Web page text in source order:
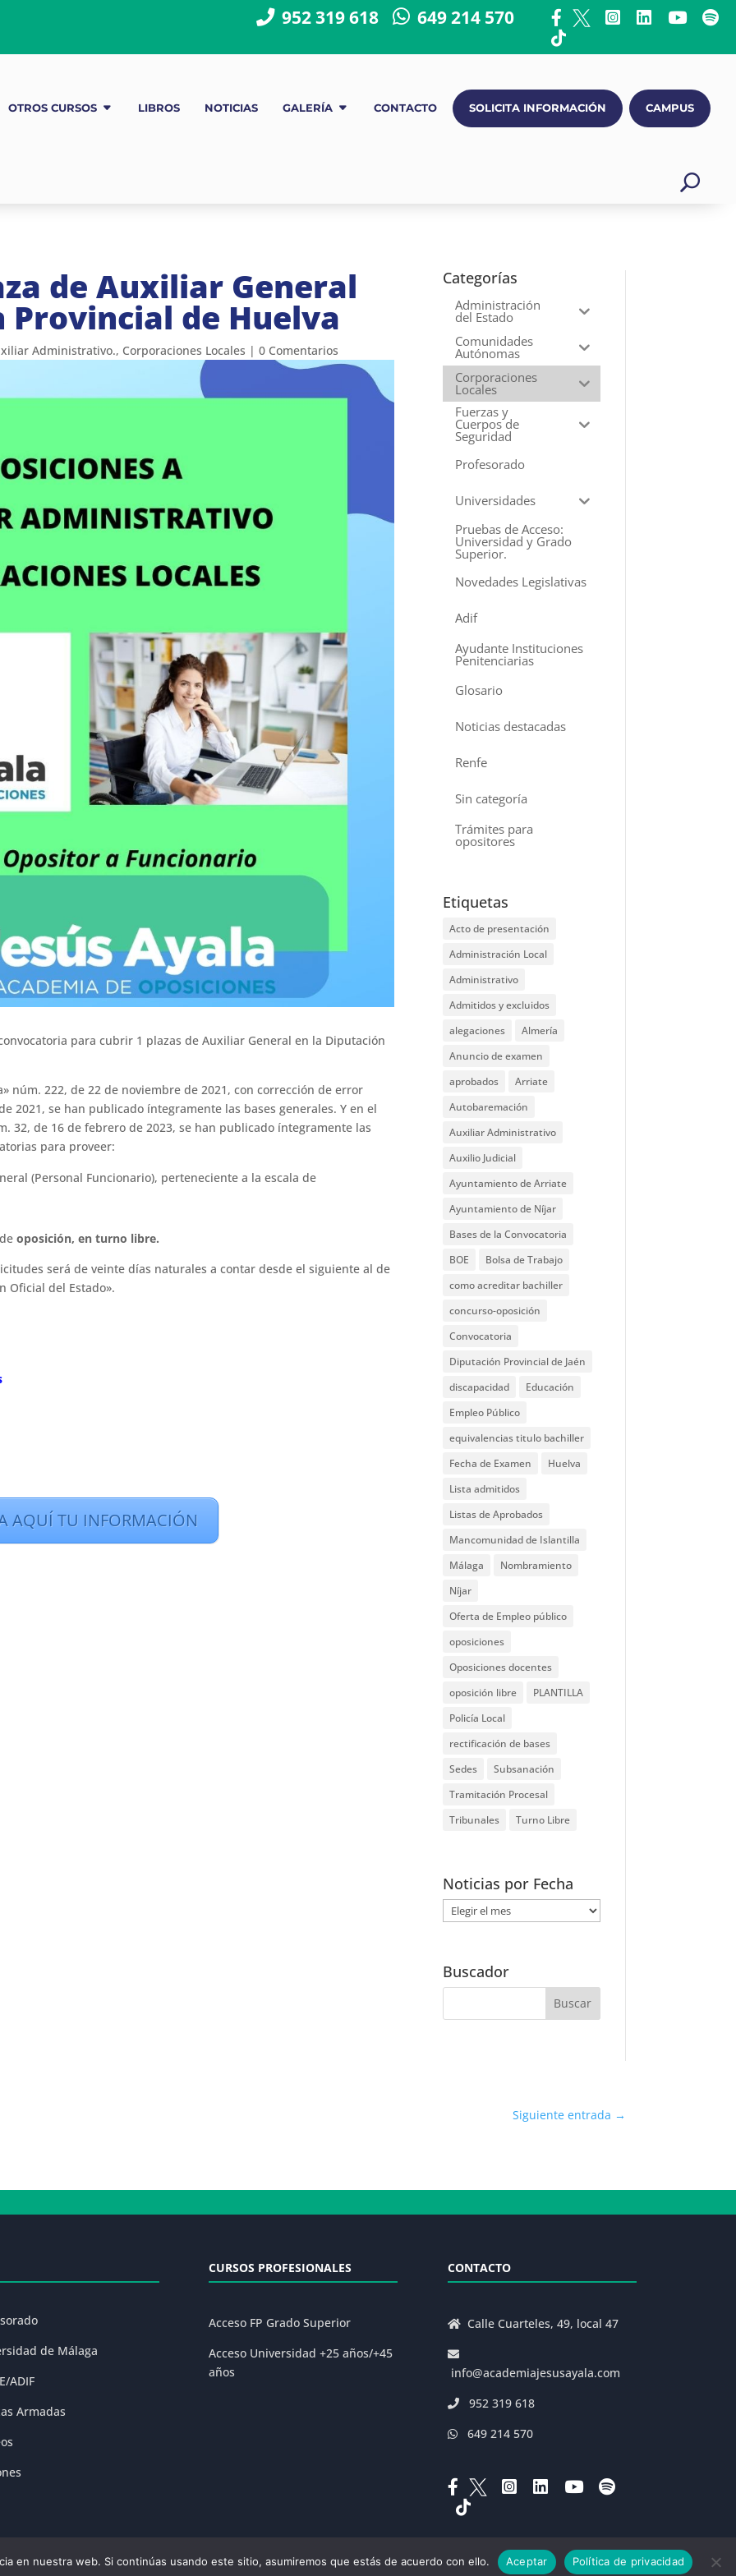
952 319 618 649 214 570
OTROS CURSOS LIBROS NOTICIAS GALERÍA CONTACTO SOLICITA INFORMACIÓN CAMPUS
de Auxiliar General
de Huelva
Administrativo., Corporaciones Locales | 0 Comentarios
para cubrir 1 plazas de Auxiliar General en la Diputación
núm. 222, de 22 de noviembre de 2021, con corrección de error
2021, se han publicado íntegramente las bases generales. Y en el
32, de 16 de febrero de 2023, se han publicado íntegramente las
para proveer:
(Personal Funcionario), perteneciente a la escala de
oposición, en turno libre.
será de veinte días naturales a contar desde el siguiente al de
Oficial del Estado».
AQUÍ TU INFORMACIÓN
Categorías
Administración
del Estado
Comunidades
Autónomas
Corporaciones
Locales
Fuerzas y
Cuerpos de
Seguridad
Profesorado
Universidades
Pruebas de Acceso:
Universidad y Grado
Superior.
Novedades Legislativas
Adif
Ayudante Instituciones
Penitenciarias
Glosario
Noticias destacadas
Renfe
Sin categoría
Trámites para
opositores
Etiquetas
Acto de presentación
Administración Local
Administrativo
Admitidos y excluidos
alegaciones
Almería
Anuncio de examen
aprobados
Arriate
Autobaremación
Auxiliar Administrativo
Auxilio Judicial
Ayuntamiento de Arriate
Ayuntamiento de Níjar
Bases de la Convocatoria
BOE
Bolsa de Trabajo
como acreditar bachiller
concurso-oposición
Convocatoria
Diputación Provincial de Jaén
discapacidad
Educación
Empleo Público
equivalencias titulo bachiller
Fecha de Examen
Huelva
Lista admitidos
Listas de Aprobados
Mancomunidad de Islantilla
Málaga
Nombramiento
Níjar
Oferta de Empleo público
oposiciones
Oposiciones docentes
oposición libre
PLANTILLA
Policía Local
rectificación de bases
Sedes
Subsanación
Tramitación Procesal
Tribunales
Turno Libre
Noticias por Fecha
Noticias
por
Buscador
Siguiente entrada →
de Málaga
ADIF
Armadas
CURSOS PROFESIONALES
Acceso FP Grado Superior
Acceso Universidad +25 años/+45
años
CONTACTO
Calle Cuarteles, 49, local 47
info@academiajesusayala.com
952 319 618
649 214 570
de Privacidad|Condiciones Generales de la Matrícula|Decreto 625/2019
en nuestra web. Si continúas usando este sitio, asumiremos que estás de acuerdo con ello. Aceptar Política de privacidad